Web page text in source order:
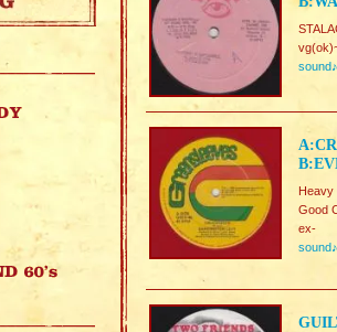
sound♪
Heavy
Good
ex-
sound♪